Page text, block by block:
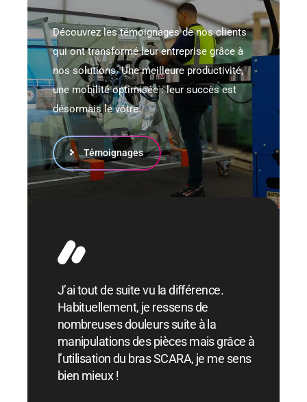
J’ai tout de suite vu la différence.
Habituellement, je ressens de
nombreuses douleurs suite à la
manipulations des pièces mais grâce à
l’utilisation du bras SCARA, je me sens
bien mieux !
Découvrez les témoignages de nos clients
qui ont transformé leur entreprise grâce à
nos solutions. Une meilleure productivité,
une mobilité optimisée : leur succès est
désormais le vôtre.
Témoignages